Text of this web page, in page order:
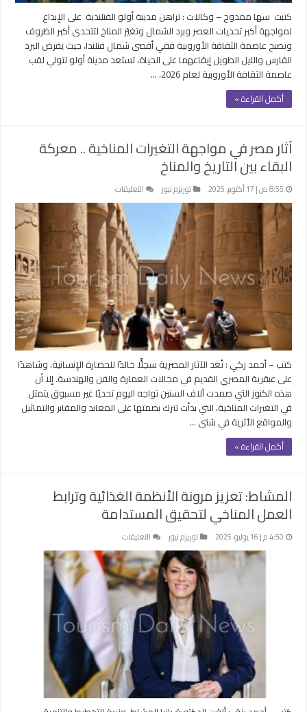
مغلقة
كتبت سها ممدوح – وكالات : تراهن مدينة أولو الفنلندية على الإبداع
لمواجهة أكبر تحديات العصر وبرد الشمال وتغيّر المناخ لتتحدى أكبر الظروف
وتصبح عاصمة الثقافة الأوروبية ففي أقصى شمال فنلندا، حيث يفرض البرد
القارس والليل الطويل إيقاعهما على الحياة، تستعد مدينة أولو لتولي لقب
عاصمة الثقافة الأوروبية لعام 2026، …
أكمل القراءة »
آثار مصر في مواجهة التغيرات المناخية .. معركة
البقاء بين التاريخ والمناخ
8:55 ص | 17 أكتوبر، 2025 توريزم نيوز التعليقات
آثار
مصر
في
مواجهة
التغيرات
المناخية
..
معركة
البقاء
بين
التاريخ
والمناخ
مغلقة
كتب – أحمد زكي : تُعد الآثار المصرية سجلًّا خالدًا للحضارة الإنسانية، وشاهدًا
على عبقرية المصري القديم في مجالات العمارة والفن والهندسة. إلا أن
هذه الكنوز التي صمدت آلاف السنين تواجه اليوم تحديًا غير مسبوق يتمثل
في التغيرات المناخية، التي بدأت تترك بصمتها على المعابد والمقابر والتماثيل
والمواقع الأثرية في شتى …
أكمل القراءة »
المشاط: تعزيز مرونة الأنظمة الغذائية وترابط
العمل المناخي لتحقيق المستدامة
4:50 م | 16 يوليو، 2025 توريزم نيوز التعليقات
المشاط:
تعزيز
مرونة
الأنظمة
وترابط
العمل
المناخي
لتحقيق
المستدامة
مغلقة